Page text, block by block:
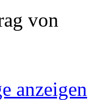
von
anzeigen